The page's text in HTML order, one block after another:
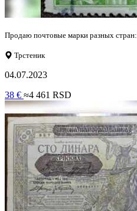
Продаю почтовые марки разных стран:
Трстеник
04.07.2023
38 € ≈4 461 RSD